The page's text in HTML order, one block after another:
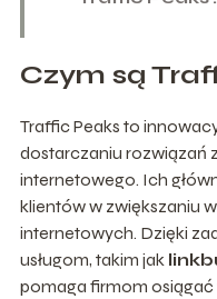
Czym są
Traffic Peaks to
dostarczaniu rozwiązań
internetowego. Ich
klientów w zwiększaniu
internetowych. Dzięki
usługom, takim jak
pomaga firmom